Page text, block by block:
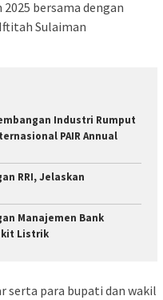
bersama dengan
Sulaiman
Industri Rumput
PAIR Annual
RRI, Jelaskan
Manajemen Bank
Listrik
serta para bupati dan wakil